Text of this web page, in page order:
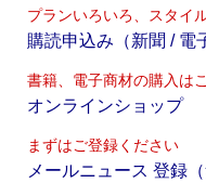
プランいろいろ、スタイ
購読申込み（新聞 / 電
書籍、電子商材の購入は
オンラインショップ
まずはご登録ください
メールニュース 登録（